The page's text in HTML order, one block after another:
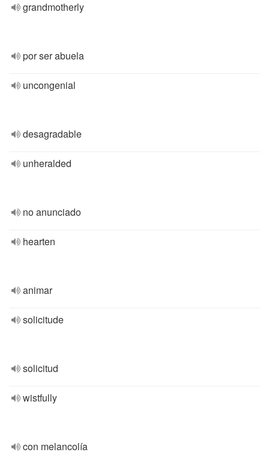
grandmotherly
por ser abuela
uncongenial
desagradable
unheralded
no anunciado
hearten
animar
solicitude
solicitud
wistfully
con melancolía